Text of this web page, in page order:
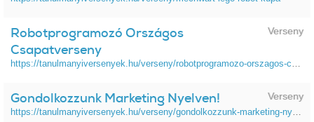
Verseny
Robotprogramozó Országos
Csapatverseny
https://tanulmanyiversenyek.hu/verseny/robotprogramozo-orszagos-csapatverseny
Verseny
Gondolkozzunk Marketing Nyelven!
https://tanulmanyiversenyek.hu/verseny/gondolkozzunk-marketing-nyelven-0